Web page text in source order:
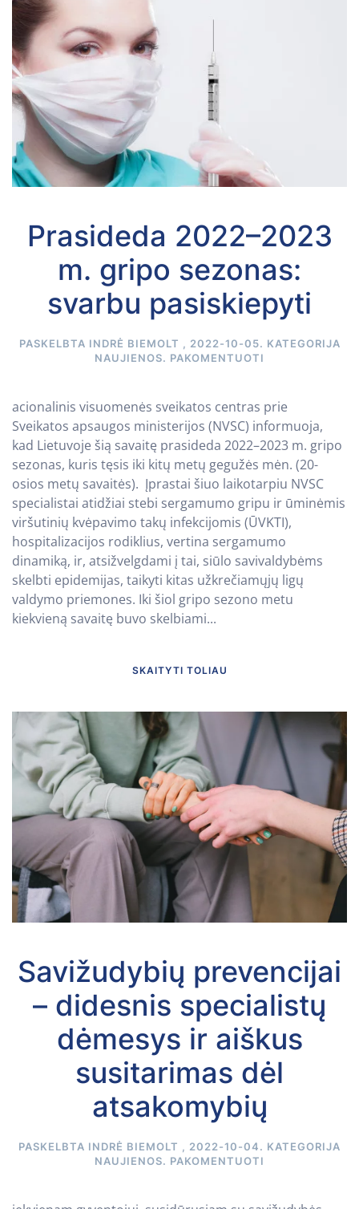
Prasideda 2022–2023
m. gripo sezonas:
svarbu pasiskiepyti
PASKELBTA INDRĖ BIEMOLT , 2022-10-05. KATEGORIJA
NAUJIENOS. PAKOMENTUOTI
acionalinis visuomenės sveikatos centras prie
Sveikatos apsaugos ministerijos (NVSC) informuoja,
kad Lietuvoje šią savaitę prasideda 2022–2023 m. gripo
sezonas, kuris tęsis iki kitų metų gegužės mėn. (20-
osios metų savaitės). Įprastai šiuo laikotarpiu NVSC
specialistai atidžiai stebi sergamumo gripu ir ūminėmis
viršutinių kvėpavimo takų infekcijomis (ŪVKTI),
hospitalizacijos rodiklius, vertina sergamumo
dinamiką, ir, atsižvelgdami į tai, siūlo savivaldybėms
skelbti epidemijas, taikyti kitas užkrečiamųjų ligų
valdymo priemones. Iki šiol gripo sezono metu
kiekvieną savaitę buvo skelbiami...
SKAITYTI TOLIAU
Savižudybių prevencijai
– didesnis specialistų
dėmesys ir aiškus
susitarimas dėl
atsakomybių
PASKELBTA INDRĖ BIEMOLT , 2022-10-04. KATEGORIJA
NAUJIENOS. PAKOMENTUOTI